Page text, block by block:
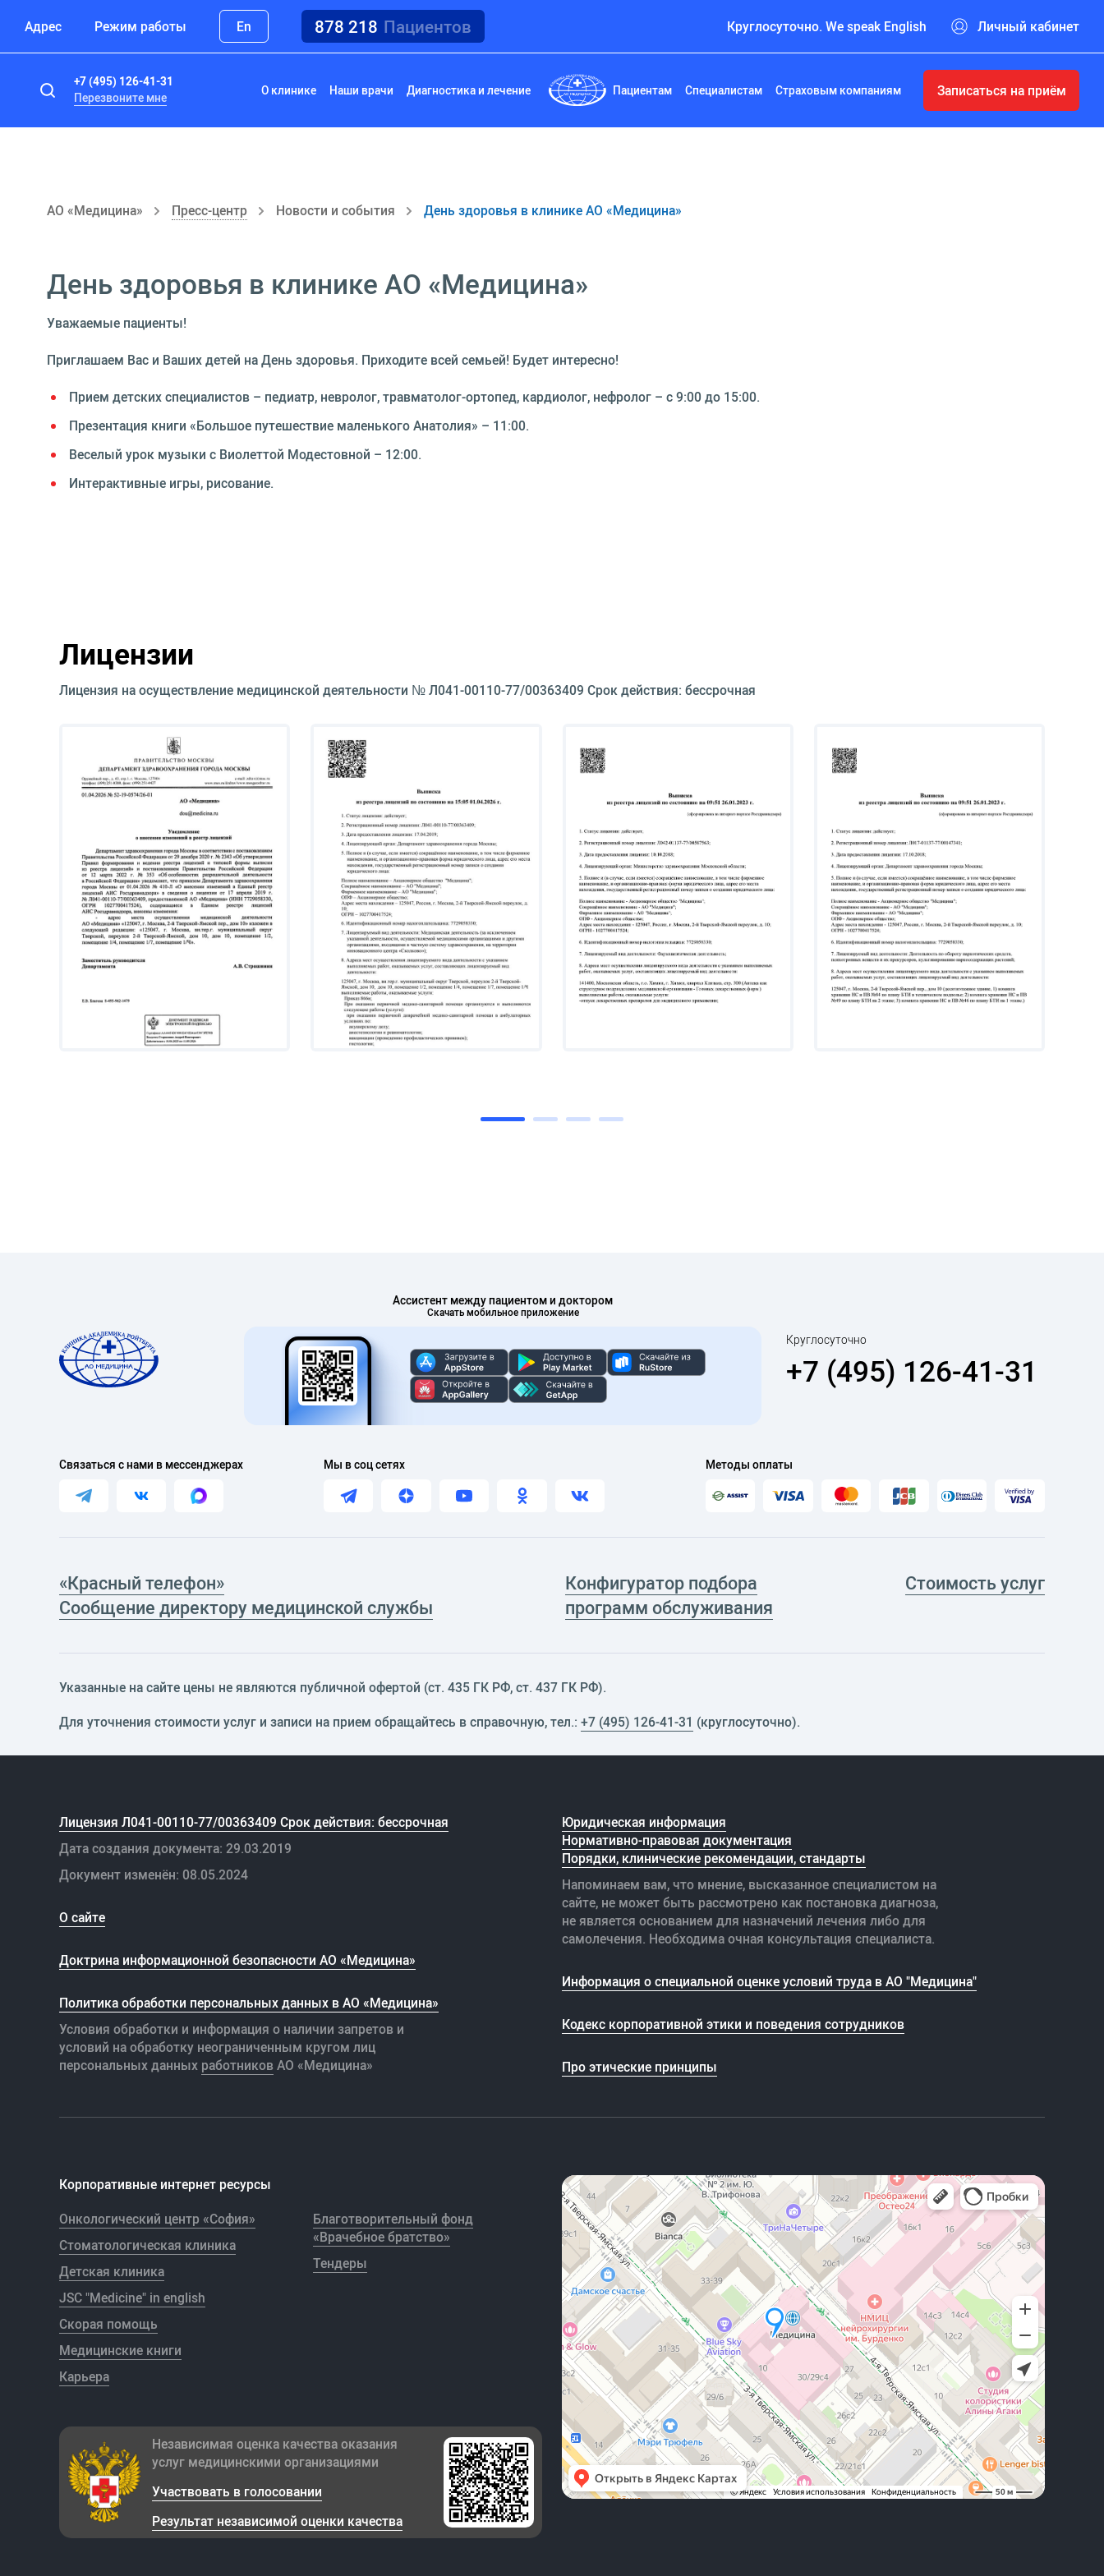
Адрес Режим работы En 878 218 Пациентов Круглосуточно. We speak English Личный кабинет
+7 (495) 126-41-31
Перезвоните мне
О клинике Наши врачи Диагностика и лечение Пациентам Специалистам Страховым компаниям Записаться на приём
АО «Медицина» Пресс-центр Новости и события День здоровья в клинике АО «Медицина»
День здоровья в клинике АО «Медицина»
Уважаемые пациенты!
Приглашаем Вас и Ваших детей на День здоровья. Приходите всей семьей! Будет интересно!
Прием детских специалистов – педиатр, невролог, травматолог-ортопед, кардиолог, нефролог – с 9:00 до 15:00.
Презентация книги «Большое путешествие маленького Анатолия» – 11:00.
Веселый урок музыки с Виолеттой Модестовной – 12:00.
Интерактивные игры, рисование.
Лицензии
Лицензия на осуществление медицинской деятельности № Л041-00110-77/00363409 Срок действия: бессрочная
Ассистент между пациентом и доктором
Скачать мобильное приложение
Круглосуточно
+7 (495) 126-41-31
Связаться с нами в мессенджерах Мы в соц сетях Методы оплаты
«Красный телефон»
Сообщение директору медицинской службы
Конфигуратор подбора
программ обслуживания
Стоимость услуг
Указанные на сайте цены не являются публичной офертой (ст. 435 ГК РФ, cт. 437 ГК РФ).
Для уточнения стоимости услуг и записи на прием обращайтесь в справочную, тел.: +7 (495) 126-41-31 (круглосуточно).
Лицензия Л041-00110-77/00363409 Срок действия: бессрочная
Дата создания документа: 29.03.2019
Документ изменён: 08.05.2024
О сайте
Доктрина информационной безопасности АО «Медицина»
Политика обработки персональных данных в АО «Медицина»
Условия обработки и информация о наличии запретов и
условий на обработку неограниченным кругом лиц
персональных данных работниковАО «Медицина»
Юридическая информация
Нормативно-правовая документация
Порядки, клинические рекомендации, стандарты
Напоминаем вам, что мнение, высказанное специалистом на
сайте, не может быть рассмотрено как постановка диагноза,
не является основанием для назначений лечения либо для
самолечения. Необходима очная консультация специалиста.
Информация о специальной оценке условий труда в АО "Медицина"
Кодекс корпоративной этики и поведения сотрудников
Про этические принципы
Корпоративные интернет ресурсы
Онкологический центр «София»
Стоматологическая клиника
Детская клиника
JSC "Medicine" in english
Скорая помощь
Благотворительный фонд
«Врачебное братство»
Тендеры
Медицинские книги
Карьера
Независимая оценка качества оказания
услуг медицинскими организациями
Участвовать в голосовании
Результат независимой оценки качества